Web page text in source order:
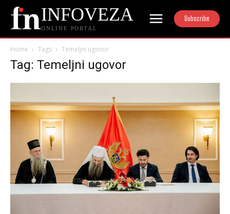
INFOVEZA
ONLINE PORTAL
Subscribe
Home Tags Temeljni ugovor
Tag: Temeljni ugovor